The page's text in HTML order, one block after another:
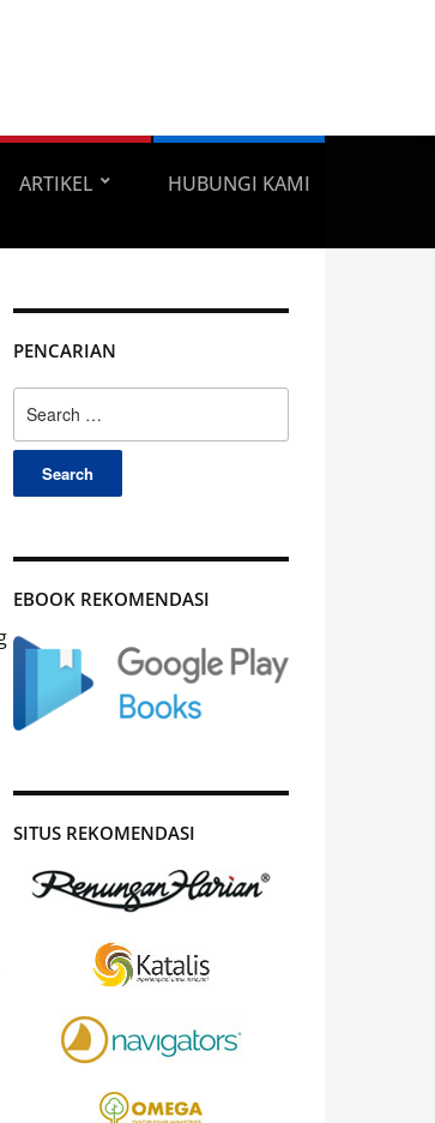
ARTIKEL HUBUNGI KAMI
PENCARIAN
for:
EBOOK REKOMENDASI
SITUS REKOMENDASI